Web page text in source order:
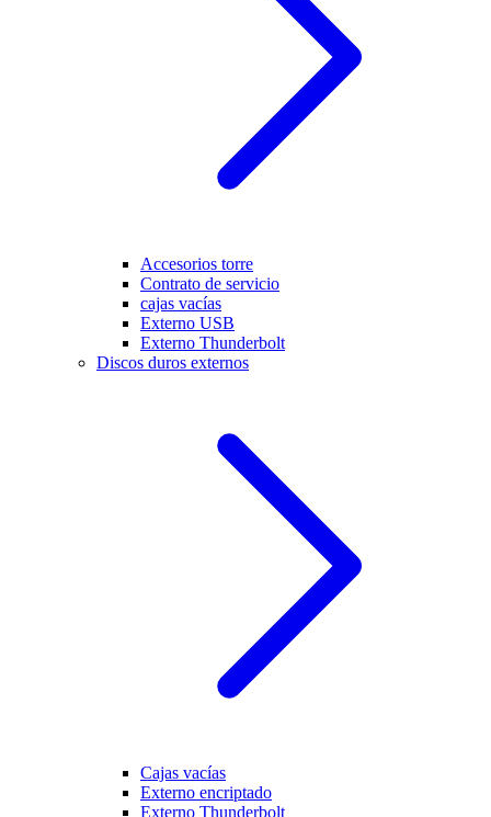
Accesorios torre
Contrato de servicio
cajas vacías
Externo USB
Externo Thunderbolt
Discos duros externos
Cajas vacías
Externo encriptado
Externo Thunderbolt